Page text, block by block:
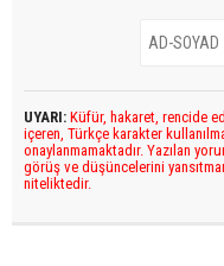
UYARI: Küfür, hakaret, rencide
içeren, Türkçe karakter
onaylanmamaktadır. Yazılan
görüş ve düşüncelerini
niteliktedir.